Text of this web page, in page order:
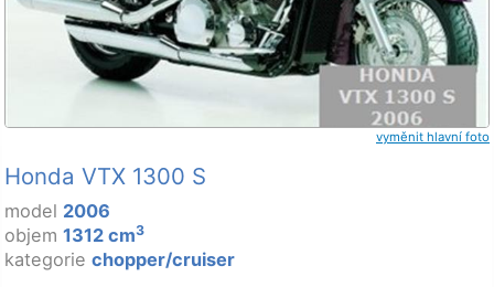
vyměnit hlavní foto
Honda VTX 1300 S
model 2006
objem 1312 cm3
kategorie chopper/cruiser